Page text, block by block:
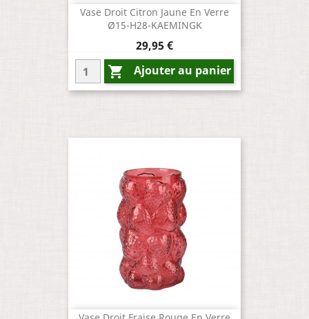
Vase Droit Citron Jaune En Verre
Ø15-H28-KAEMINGK
Prix
29,95 €
 Ajouter au panier